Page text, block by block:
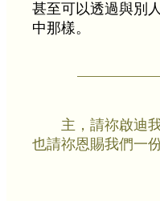
甚至可以透過與別
中那樣。
主，請祢啟迪
也請祢恩賜我們一